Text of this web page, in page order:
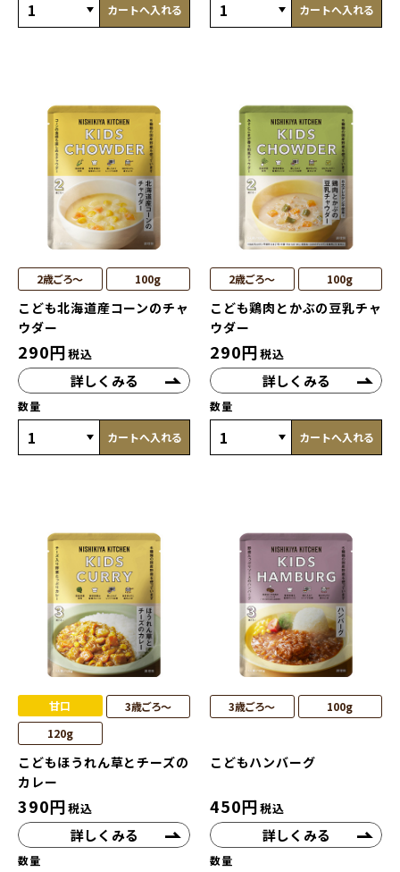
カートへ入れる カートへ入れる
2歳ごろ～ 100g
こども北海道産コーンのチャ
ウダー
290円税込
詳しくみる
数量
カートへ入れる
2歳ごろ～ 100g
こども鶏肉とかぶの豆乳チャ
ウダー
290円税込
詳しくみる
数量
カートへ入れる
甘口
3歳ごろ～
120g
こどもほうれん草とチーズの
カレー
390円税込
詳しくみる
数量
3歳ごろ～ 100g
こどもハンバーグ
450円税込
詳しくみる
数量